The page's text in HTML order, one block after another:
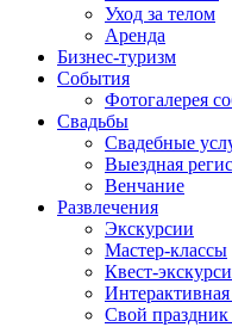
Уход за телом
Аренда
Бизнес-туризм
События
Фотогалерея
Свадьбы
Свадебные
Выездная
Венчание
Развлечения
Экскурсии
Мастер-классы
Квест-
Свой праздник